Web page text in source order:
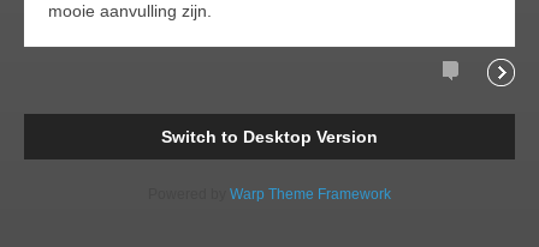
mooie aanvulling zijn.
Comments
Switch to Desktop Version
Warp Theme Framework